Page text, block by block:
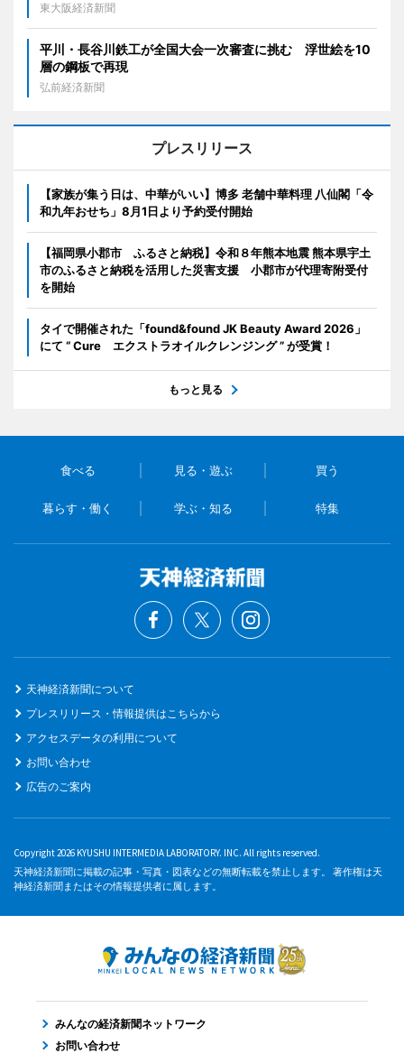
東大阪経済新聞
平川・長谷川鉄工が全国大会一次審査に挑む 浮世絵を10
層の鋼板で再現
弘前経済新聞
プレスリリース
【家族が集う日は、中華がいい】博多 老舗中華料理 八仙閣「令
和九年おせち」8月1日より予約受付開始
【福岡県小郡市 ふるさと納税】令和８年熊本地震 熊本県宇土
市のふるさと納税を活用した災害支援 小郡市が代理寄附受付
を開始
タイで開催された「found&found JK Beauty Award 2026」
にて “ Cure エクストラオイルクレンジング ” が受賞！
もっと見る
食べる 見る・遊ぶ 買う
暮らす・働く 学ぶ・知る 特集
天神経済新聞について
プレスリリース・情報提供はこちらから
アクセスデータの利用について
お問い合わせ
広告のご案内
Copyright 2026 KYUSHU INTERMEDIA LABORATORY. INC. All rights reserved.
天神経済新聞に掲載の記事・写真・図表などの無断転載を禁止します。 著作権は天
神経済新聞またはその情報提供者に属します。
みんなの経済新聞ネットワーク
お問い合わせ